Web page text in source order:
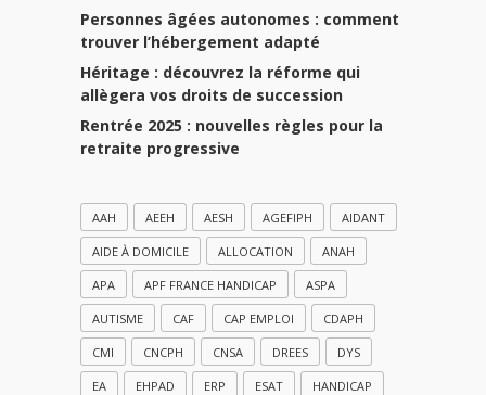
Personnes âgées autonomes : comment
trouver l’hébergement adapté
Héritage : découvrez la réforme qui
allègera vos droits de succession
Rentrée 2025 : nouvelles règles pour la
retraite progressive
AAH AEEH AESH AGEFIPH AIDANT
AIDE À DOMICILE ALLOCATION ANAH
APA APF FRANCE HANDICAP ASPA
AUTISME CAF CAP EMPLOI CDAPH
CMI CNCPH CNSA DREES DYS
EA EHPAD ERP ESAT HANDICAP